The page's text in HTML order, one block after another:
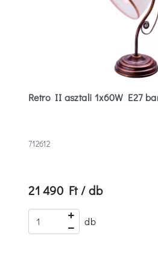
Retro II asztali 1x60W E27
712612
21 490 Ft / db
db